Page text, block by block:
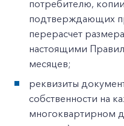
потребителю,
подтверждающих
перерасчет
настоящими
месяцев;
реквизиты
собственности на
многоквартирном